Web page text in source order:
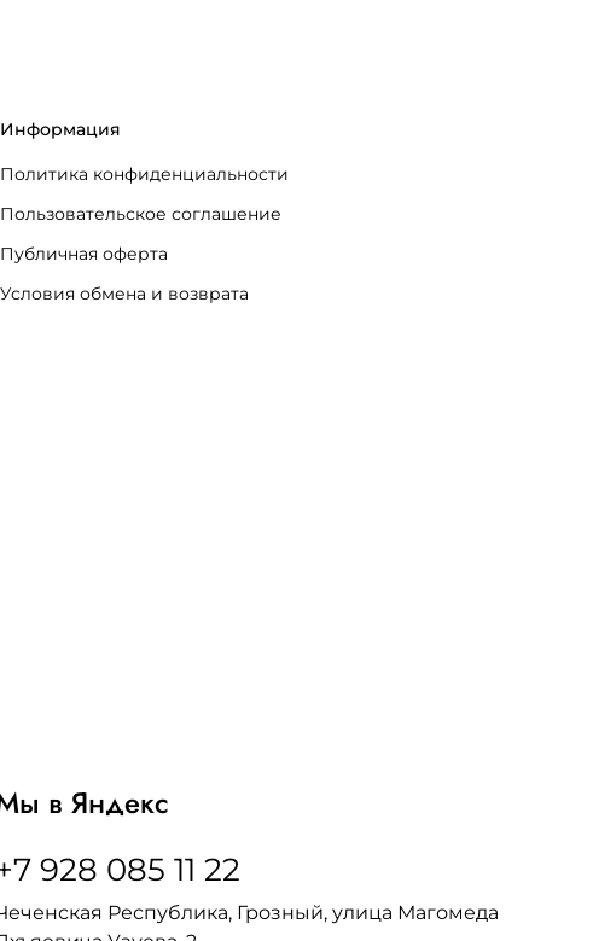
Информация
Политика конфиденциальности
Пользовательское соглашение
Публичная оферта
Условия обмена и возврата
в Яндекс
928 085 11 22
Республика, Грозный, улица Магомеда